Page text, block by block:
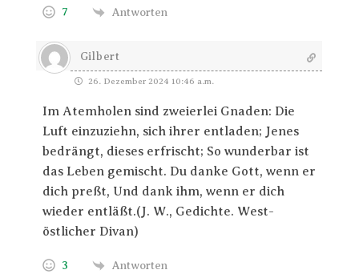
7 Antworten
Gilbert
26. Dezember 2024 10:46 a.m.
Im Atemholen sind zweierlei Gnaden: Die
Luft einzuziehn, sich ihrer entladen; Jenes
bedrängt, dieses erfrischt; So wunderbar ist
das Leben gemischt. Du danke Gott, wenn er
dich preßt, Und dank ihm, wenn er dich
wieder entläßt.(J. W., Gedichte. West-
östlicher Divan)
3 Antworten